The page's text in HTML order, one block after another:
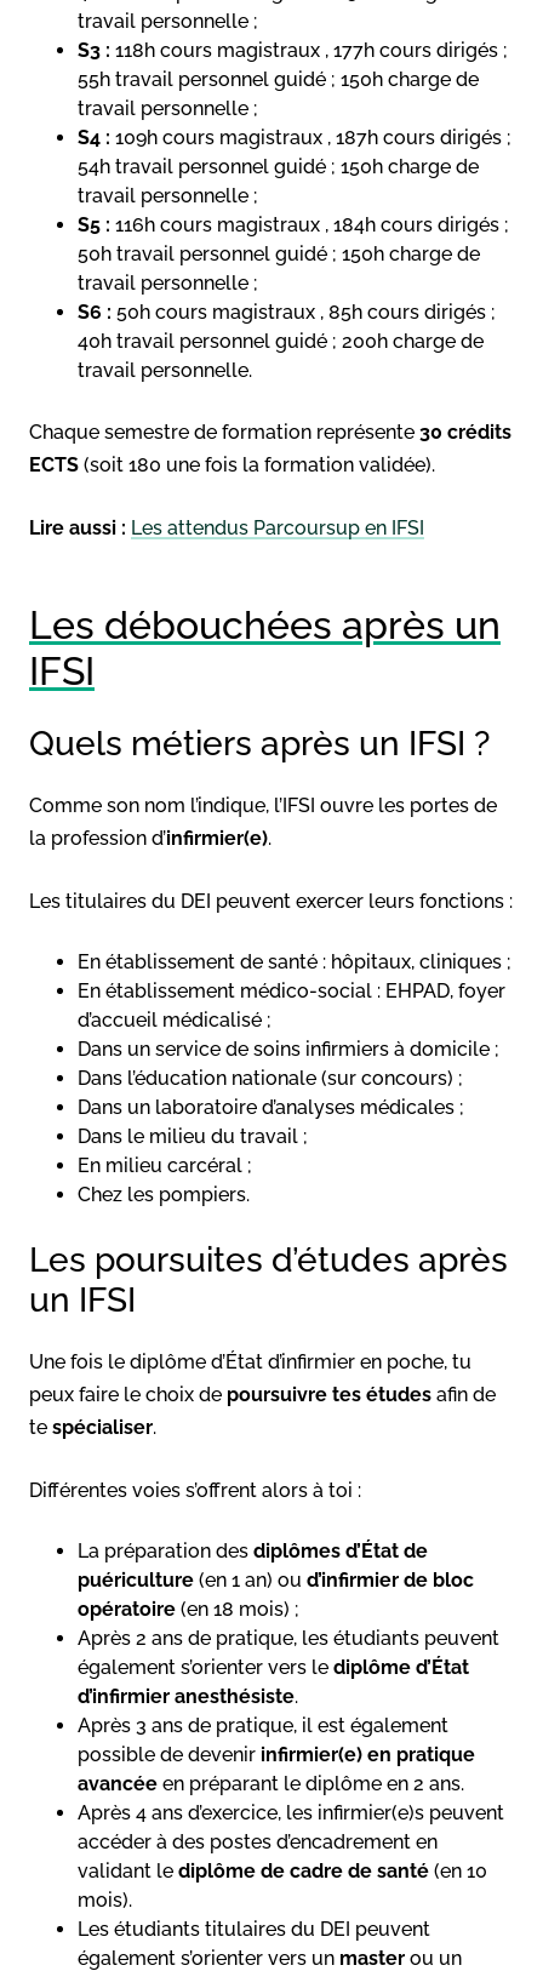
travail personnelle ;
S3 : 118h cours magistraux , 177h cours dirigés ;
55h travail personnel guidé ; 150h charge de
travail personnelle ;
S4 : 109h cours magistraux , 187h cours dirigés ;
54h travail personnel guidé ; 150h charge de
travail personnelle ;
S5 : 116h cours magistraux , 184h cours dirigés ;
50h travail personnel guidé ; 150h charge de
travail personnelle ;
S6 : 50h cours magistraux , 85h cours dirigés ;
40h travail personnel guidé ; 200h charge de
travail personnelle.
Chaque semestre de formation représente 30 crédits
ECTS (soit 180 une fois la formation validée).
Lire aussi : Les attendus Parcoursup en IFSI
Les débouchées après un
IFSI
Quels métiers après un IFSI ?
Comme son nom l’indique, l’IFSI ouvre les portes de
la profession d’infirmier(e).
Les titulaires du DEI peuvent exercer leurs fonctions :
En établissement de santé : hôpitaux, cliniques ;
En établissement médico-social : EHPAD, foyer
d’accueil médicalisé ;
Dans un service de soins infirmiers à domicile ;
Dans l’éducation nationale (sur concours) ;
Dans un laboratoire d’analyses médicales ;
Dans le milieu du travail ;
En milieu carcéral ;
Chez les pompiers.
Les poursuites d’études après
un IFSI
Une fois le diplôme d’État d’infirmier en poche, tu
peux faire le choix de poursuivre tes études afin de
te spécialiser.
Différentes voies s’offrent alors à toi :
La préparation des diplômes d’État de
puériculture (en 1 an) ou d’infirmier de bloc
opératoire (en 18 mois) ;
Après 2 ans de pratique, les étudiants peuvent
également s’orienter vers le diplôme d’État
d’infirmier anesthésiste.
Après 3 ans de pratique, il est également
possible de devenir infirmier(e) en pratique
avancée en préparant le diplôme en 2 ans.
Après 4 ans d’exercice, les infirmier(e)s peuvent
accéder à des postes d’encadrement en
validant le diplôme de cadre de santé (en 10
mois).
Les étudiants titulaires du DEI peuvent
également s’orienter vers un master ou un